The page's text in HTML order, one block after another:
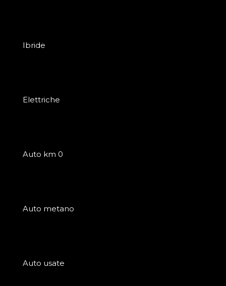
Ibride
Elettriche
Auto km 0
Auto metano
Auto usate